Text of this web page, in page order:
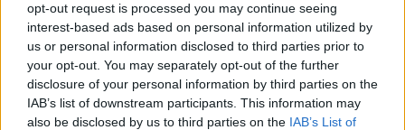
opt-out request is processed you may continue seeing
interest-based ads based on personal information utilized by
us or personal information disclosed to third parties prior to
your opt-out. You may separately opt-out of the further
disclosure of your personal information by third parties on the
IAB’s list of downstream participants. This information may
also be disclosed by us to third parties on the IAB’s List of
Oliveirense José Moreira integrou a fuga do dia